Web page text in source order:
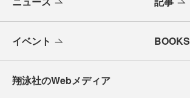
イベント BOOKS
翔泳社のWebメディア